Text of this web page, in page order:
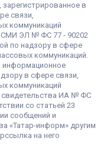
в
связи,
коммуникаций
СМИ ЭЛ № ФС 77 - 90202
по надзору в сфере
коммуникаций.
информационное
в сфере связи,
коммуникаций
ИА № ФС
со статьей 23
сообщений и
«Татар-информ» другим
на него